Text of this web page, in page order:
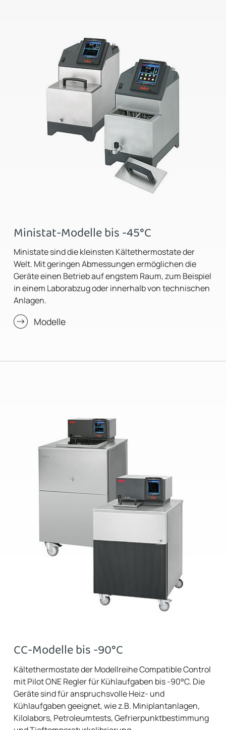
Ministat-Modelle bis -45°C
Ministate sind die kleinsten Kältethermostate der
Welt. Mit geringen Abmessungen ermöglichen die
Geräte einen Betrieb auf engstem Raum, zum Beispiel
in einem Laborabzug oder innerhalb von technischen
Anlagen.
Modelle
CC-Modelle bis -90°C
Kältethermostate der Modellreihe Compatible Control
mit Pilot ONE Regler für Kühlaufgaben bis -90°C. Die
Geräte sind für anspruchsvolle Heiz- und
Kühlaufgaben geeignet, wie z.B. Miniplantanlagen,
Kilolabors, Petroleumtests, Gefrierpunktbestimmung